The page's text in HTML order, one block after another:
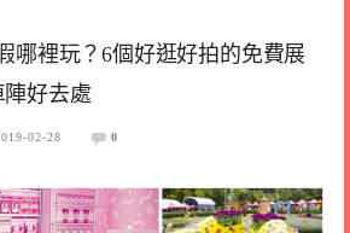
哪裡玩？6個好逛好拍的免費展
好去處
02-28 0